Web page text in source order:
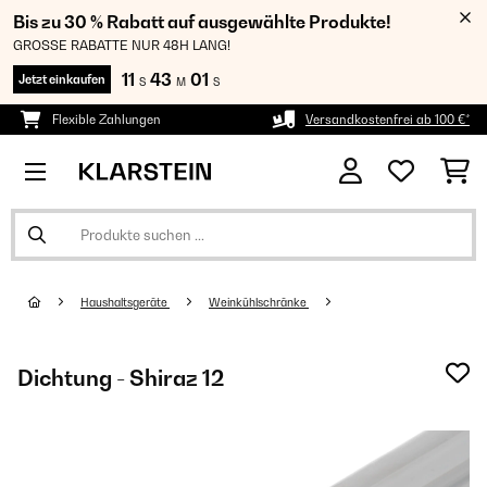
Bis zu 30 % Rabatt auf ausgewählte Produkte!
GROSSE RABATTE NUR 48H LANG!
Jetzt einkaufen 11 S 43 M 00 S
Flexible Zahlungen Versandkostenfrei ab 100 €*
Haushaltsgeräte Weinkühlschränke
Dichtung - Shiraz 12